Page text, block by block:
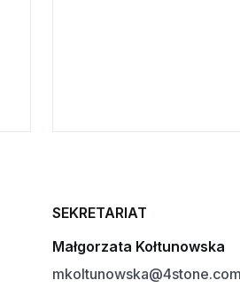
SEKRETARIAT
Małgorzata Kołtunowska